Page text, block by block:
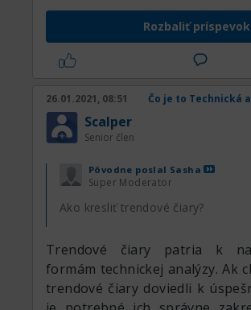
4. Čím strmšia je trendová
jej prerazenie
Rozbaliť príspevok
26.01.2021, 08:51 Čo je to Technická
Scalper
Senior člen
Pôvodne poslal Sasha
Super Moderator
Ako kresliť trendové čiary?
Trendové čiary patria k
formám technickej analýzy. Ak
trendové čiary doviedli k